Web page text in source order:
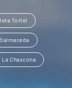
Tortel
Balmaceda
La Chascona